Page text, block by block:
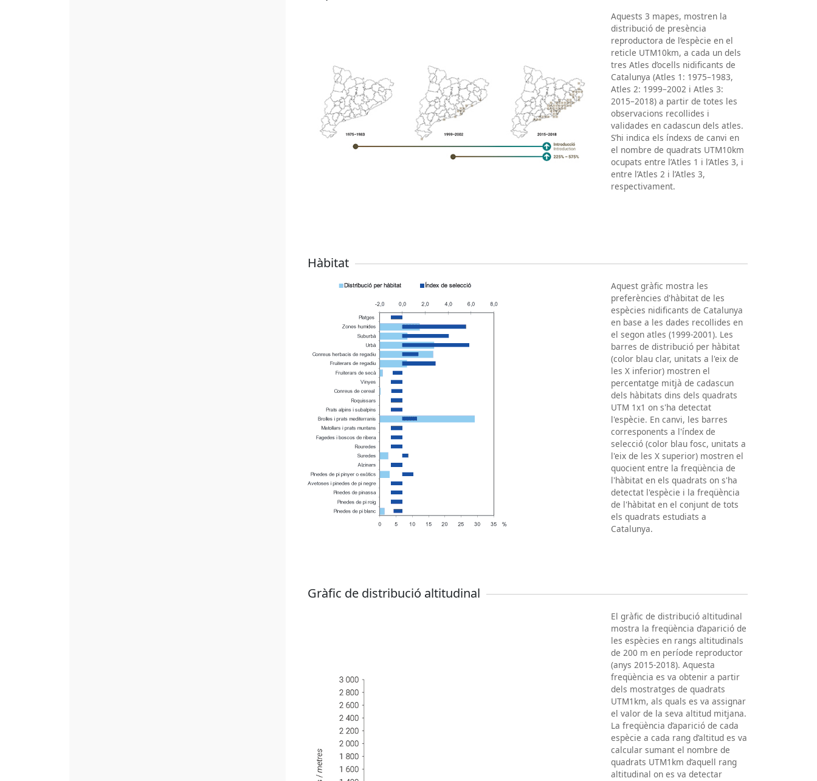
Aquests 3 mapes, mostren la
distribució de presència
reproductora de l’espècie en el
reticle UTM10km, a cada un dels
tres Atles d’ocells nidificants de
Catalunya (Atles 1: 1975–1983,
Atles 2: 1999–2002 i Atles 3:
2015–2018) a partir de totes les
observacions recollides i
validades en cadascun dels atles.
S’hi indica els índexs de canvi en
el nombre de quadrats UTM10km
ocupats entre l’Atles 1 i l’Atles 3, i
entre l’Atles 2 i l’Atles 3,
respectivament.
Hàbitat
Aquest gràfic mostra les
preferències d'hàbitat de les
espècies nidificants de Catalunya
en base a les dades recollides en
el segon atles (1999-2001). Les
barres de distribució per hàbitat
(color blau clar, unitats a l'eix de
les X inferior) mostren el
percentatge mitjà de cadascun
dels hàbitats dins dels quadrats
UTM 1x1 on s'ha detectat
l'espècie. En canvi, les barres
corresponents a l'índex de
selecció (color blau fosc, unitats a
l'eix de les X superior) mostren el
quocient entre la freqüència de
l'hàbitat en els quadrats on s'ha
detectat l'espècie i la freqüència
de l'hàbitat en el conjunt de tots
els quadrats estudiats a
Catalunya.
Gràfic de distribució altitudinal
El gràfic de distribució altitudinal
mostra la freqüència d’aparició de
les espècies en rangs altitudinals
de 200 m en període reproductor
(anys 2015-2018). Aquesta
freqüència es va obtenir a partir
dels mostratges de quadrats
UTM1km, als quals es va assignar
el valor de la seva altitud mitjana.
La freqüència d’aparició de cada
espècie a cada rang d’altitud es va
calcular sumant el nombre de
quadrats UTM1km d’aquell rang
altitudinal on es va detectar